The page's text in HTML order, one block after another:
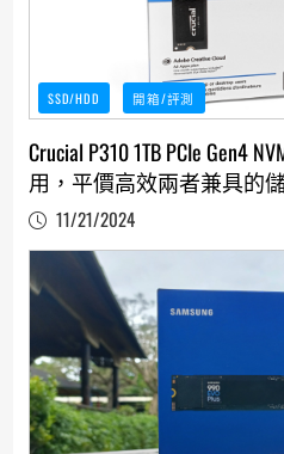
SSD/HDD 開箱/評測
Crucial P310 1TB PCIe Gen4
用，平價高效兩者兼具的
11/21/2024